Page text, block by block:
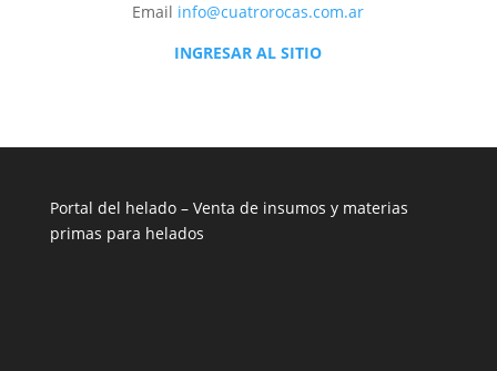
Email info@cuatrorocas.com.ar
INGRESAR AL SITIO
Portal del helado – Venta de insumos y materias
primas para helados